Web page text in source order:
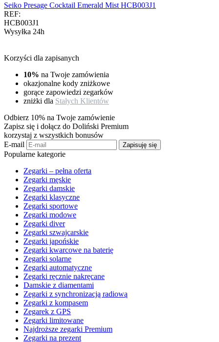
Seiko Presage Cocktail Emerald Mist HCB003J1
REF:
HCB003J1
Wysyłka 24h
Korzyści dla zapisanych
10% na Twoje zamówienia
okazjonalne kody zniżkowe
gorące zapowiedzi zegarków
zniżki dla Stałych Klientów
Odbierz 10% na Twoje zamówienie
Zapisz się i dołącz do Doliński Premium
korzystaj z wszystkich bonusów
E-mail
Zapisuję się
Popularne kategorie
Zegarki – pełna oferta
Zegarki męskie
Zegarki damskie
Zegarki klasyczne
Zegarki sportowe
Zegarki modowe
Zegarki diver
Zegarki szwajcarskie
Zegarki japońskie
Zegarki kwarcowe na baterię
Zegarki solarne
Zegarki automatyczne
Zegarki ręcznie nakręcane
Damskie z diamentami
Zegarki z synchronizacją radiową
Zegarki z kompasem
Zegarek z GPS
Zegarki limitowane
Najdroższe zegarki Premium
Zegarki na prezent